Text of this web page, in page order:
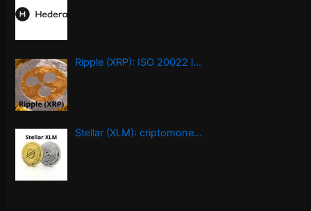
Ripple (XRP): ISO 20022 l…
Stellar (XLM): criptomone…